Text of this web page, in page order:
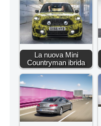
La nuova Mini
Countryman ibrida